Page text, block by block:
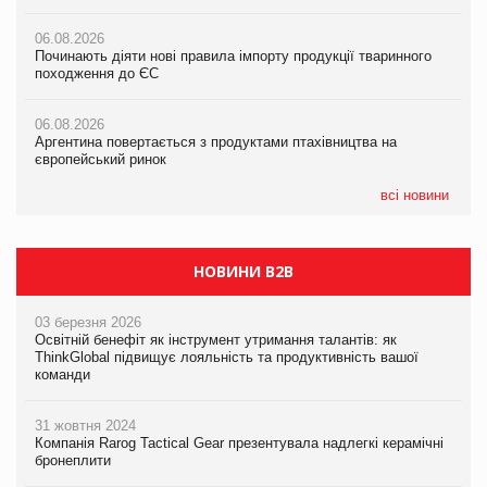
06.08.2026
Починають діяти нові правила імпорту продукції тваринного
походження до ЄС
06.08.2026
Аргентина повертається з продуктами птахівництва на
європейський ринок
всі новини
Російська атака 5 серпня стала одним із наймасштабніших
ударів по українському бізнесу за час повномасштабної війни
Смачне поповнення дитячого меню: у VARUS з’явилися
новинки від ТМ ТОКЕРИ
06.08.2026
Починають діяти нові правила імпорту продукції тваринного
походження до ЄС
06.08.2026
Аргентина повертається з продуктами птахівництва на
європейський ринок
НОВИНИ B2B
03 березня 2026
Освітній бенефіт як інструмент утримання талантів: як
ThinkGlobal підвищує лояльність та продуктивність вашої
команди
31 жовтня 2024
Компанія Rarog Tactical Gear презентувала надлегкі керамічні
бронеплити